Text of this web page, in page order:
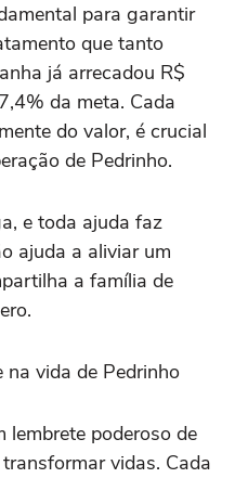
para garantir
que tanto
já arrecadou R$
da meta. Cada
do valor, é crucial
de Pedrinho.
e toda ajuda faz
ajuda a aliviar um
a família de
vida de Pedrinho
lembrete poderoso de
vidas. Cada